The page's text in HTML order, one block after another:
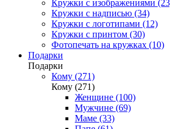
Кружки с изображениями
Кружки с надписью (34)
Кружки с логотипами (12)
Кружки с принтом (30)
Фотопечать на кружках (10)
Подарки
Подарки
Кому (271)
Кому (271)
Женщине (100)
Мужчине (69)
Маме (33)